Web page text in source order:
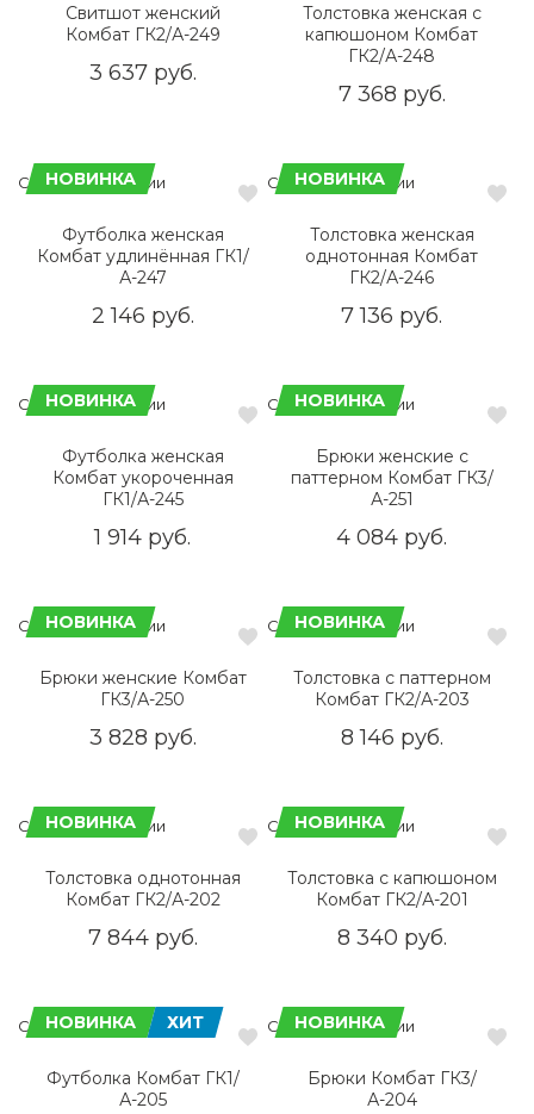
Свитшот женский
Комбат ГК2/А-249
3 637 руб.
Толстовка женская с
капюшоном Комбат
ГК2/А-248
7 368 руб.
Сделано в России
НОВИНКА
Футболка женская
Комбат удлинённая ГК1/
А-247
2 146 руб.
Сделано в России
НОВИНКА
Толстовка женская
однотонная Комбат
ГК2/А-246
7 136 руб.
Сделано в России
НОВИНКА
Футболка женская
Комбат укороченная
ГК1/А-245
1 914 руб.
Сделано в России
НОВИНКА
Брюки женские с
паттерном Комбат ГК3/
А-251
4 084 руб.
Сделано в России
НОВИНКА
Брюки женские Комбат
ГК3/А-250
3 828 руб.
Сделано в России
НОВИНКА
Толстовка с паттерном
Комбат ГК2/А-203
8 146 руб.
Сделано в России
НОВИНКА
Толстовка однотонная
Комбат ГК2/А-202
7 844 руб.
Сделано в России
НОВИНКА
Толстовка с капюшоном
Комбат ГК2/А-201
8 340 руб.
Сделано в России
НОВИНКА ХИТ
Футболка Комбат ГК1/
А-205
Сделано в России
НОВИНКА
Брюки Комбат ГК3/
А-204